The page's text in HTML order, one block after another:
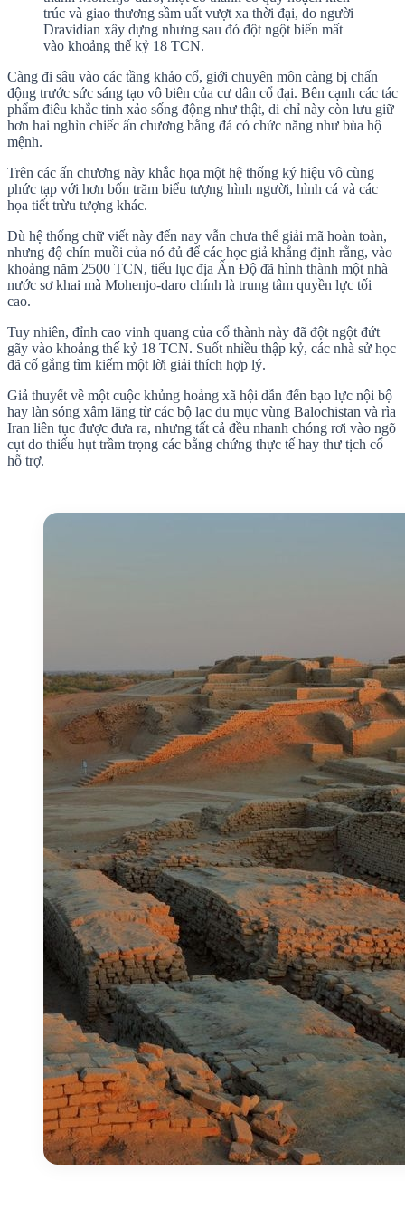
trúc và giao thương sầm uất vượt xa thời đại, do người
Dravidian xây dựng nhưng sau đó đột ngột biến mất
vào khoảng thế kỷ 18 TCN.
Càng đi sâu vào các tầng khảo cổ, giới chuyên môn càng bị chấn
động trước sức sáng tạo vô biên của cư dân cổ đại. Bên cạnh các tác
phẩm điêu khắc tinh xảo sống động như thật, di chỉ này còn lưu giữ
hơn hai nghìn chiếc ấn chương bằng đá có chức năng như bùa hộ
mệnh.
Trên các ấn chương này khắc họa một hệ thống ký hiệu vô cùng
phức tạp với hơn bốn trăm biểu tượng hình người, hình cá và các
họa tiết trừu tượng khác.
Dù hệ thống chữ viết này đến nay vẫn chưa thể giải mã hoàn toàn,
nhưng độ chín muồi của nó đủ để các học giả khẳng định rằng, vào
khoảng năm 2500 TCN, tiểu lục địa Ấn Độ đã hình thành một nhà
nước sơ khai mà Mohenjo-daro chính là trung tâm quyền lực tối
cao.
Tuy nhiên, đỉnh cao vinh quang của cổ thành này đã đột ngột đứt
gãy vào khoảng thế kỷ 18 TCN. Suốt nhiều thập kỷ, các nhà sử học
đã cố gắng tìm kiếm một lời giải thích hợp lý.
Giả thuyết về một cuộc khủng hoảng xã hội dẫn đến bạo lực nội bộ
hay làn sóng xâm lăng từ các bộ lạc du mục vùng Balochistan và rìa
Iran liên tục được đưa ra, nhưng tất cả đều nhanh chóng rơi vào ngõ
cụt do thiếu hụt trầm trọng các bằng chứng thực tế hay thư tịch cổ
hỗ trợ.